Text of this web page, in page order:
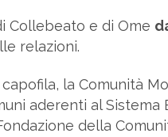
Collebeato e di Ome
relazioni.
la Comunità
aderenti al
della